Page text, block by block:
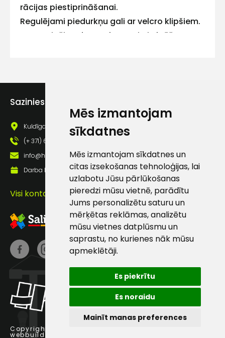
Mēs izmantojam
sīkdatnes
Mēs izmantojam sīkdatnes un
citas izsekošanas tehnoloģijas, lai
uzlabotu Jūsu pārlūkošanas
pieredzi mūsu vietnē, parādītu
Jums personalizētu saturu un
mērķētas reklāmas, analizētu
mūsu vietnes datplūsmu un
saprastu, no kurienes nāk mūsu
apmeklētāji.
Es piekrītu
Es noraidu
Mainīt manas preferences
rācijas piestiprināšanai.
Regulējami piedurkņu gali ar velcro klipšiem.
Atstarojoši auduma elementi pie krūšu
Copyright © 2025 Hards SIA.
webbuilding.lv
Sazinies ar mums
Kuldīgas iela 69a, Saldus, Saldus nov., LV - 3801
(+ 371) 63 881 186
info@hards.lv
Darba laiks: Darbadienās: 8:00 - 17:00
Visi kontakti
pastā
Sūtīt ziņojumu
Klientu
atbalsts
Darbdienās:
(+371) 63 881
186
info@hards.lv